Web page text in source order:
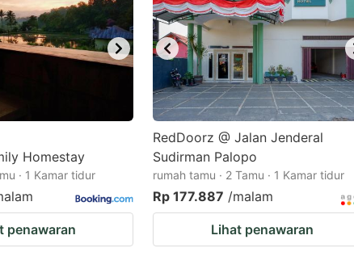
Homestay
· 1 Kamar tidur
penawaran
RedDoorz @ Jalan Jenderal
Sudirman Palopo
rumah tamu · 2 Tamu · 1 Kamar tidur
Rp 177.887 /malam
Lihat penawaran